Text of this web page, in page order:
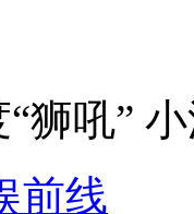
吼” 小
前线